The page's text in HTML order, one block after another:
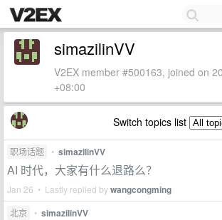
simazilinVV
V2EX member #500163, joined on
+08:00
Switch topics list
职场话题 • simazilinVV
AI 时代，大家有什么退路么？
Jan 26 • Lastly replied bywangcongming
北京 • simazilinVV